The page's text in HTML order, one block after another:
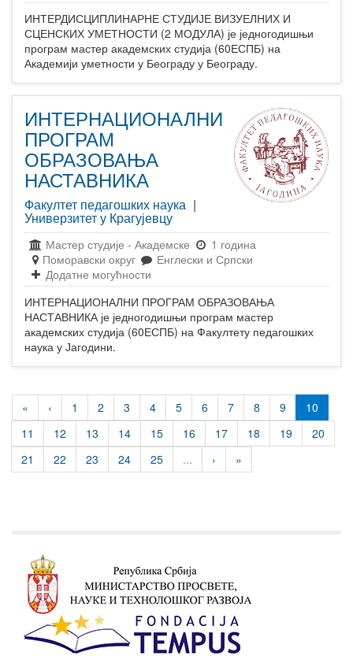
ИНТЕРДИСЦИПЛИНАРНЕ СТУДИЈЕ ВИЗУЕЛНИХ И
СЦЕНСКИХ УМЕТНОСТИ (2 МОДУЛА) је једногодишњи
програм мастер академских студија (60ЕСПБ) на
Академији уметности у Београду у Београду.
ИНТЕРНАЦИОНАЛНИ
ПРОГРАМ
ОБРАЗОВАЊА
НАСТАВНИКА
Факултет педагошких наука |
Универзитет у Крагујевцу
Мастер студије - Академске
1 година
Поморавски округ
Енглески и Српски
Додатне могућности
ИНТЕРНАЦИОНАЛНИ ПРОГРАМ ОБРАЗОВАЊА
НАСТАВНИКА је једногодишњи програм мастер
академских студија (60ЕСПБ) на Факултету педагошких
наука у Јагодини.
« ‹ 1 2 3 4 5 6 7 8 9
10
11
12 13 14 15 16 17 18 19
20
21
22 23 24 25 ... › »